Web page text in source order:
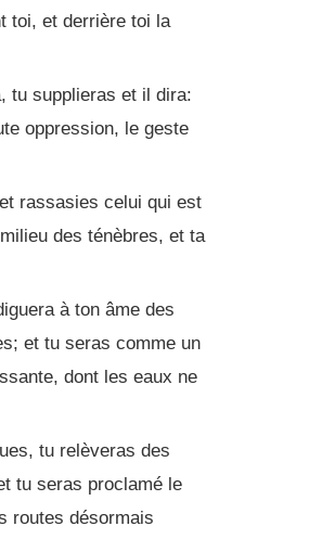
toi, et derrière toi la
tu supplieras et il dira:
oppression, le geste
rassasies celui qui est
des ténèbres, et ta
à ton âme des
et tu seras comme un
dont les eaux ne
tu relèveras des
tu seras proclamé le
routes désormais